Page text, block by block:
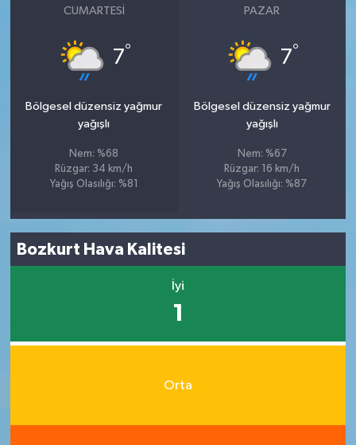
CUMARTESI
7°
Bölgesel düzensiz yağmur
yağışlı
Nem: %68
Rüzgar: 34 km/h
Yağış Olasılığı: %81
PAZAR
7°
Bölgesel düzensiz yağmur
yağışlı
Nem: %67
Rüzgar: 16 km/h
Yağış Olasılığı: %87
Bozkurt Hava Kalitesi
İyi
1
Orta